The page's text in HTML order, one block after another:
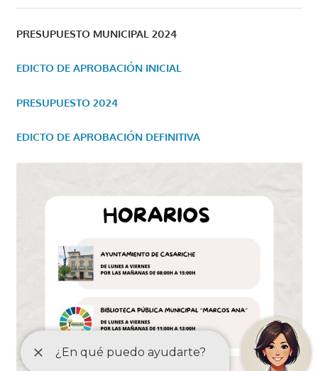
PRESUPUESTO MUNICIPAL 2024
EDICTO DE APROBACIÓN INICIAL
PRESUPUESTO 2024
EDICTO DE APROBACIÓN DEFINITIVA